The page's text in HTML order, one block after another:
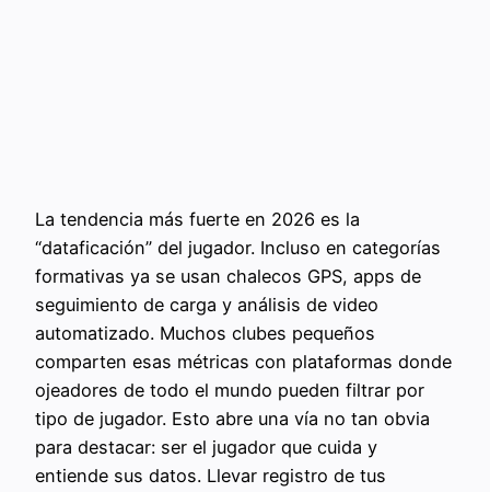
La tendencia más fuerte en 2026 es la
“dataficación” del jugador. Incluso en categorías
formativas ya se usan chalecos GPS, apps de
seguimiento de carga y análisis de video
automatizado. Muchos clubes pequeños
comparten esas métricas con plataformas donde
ojeadores de todo el mundo pueden filtrar por
tipo de jugador. Esto abre una vía no tan obvia
para destacar: ser el jugador que cuida y
entiende sus datos. Llevar registro de tus